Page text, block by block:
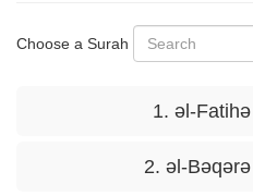
Choose a Surah
1. əl-Fatihə
2. əl-Bəqərə